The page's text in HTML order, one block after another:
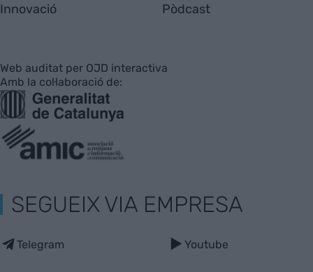
Innovació Pòdcast
Web auditat per OJD interactiva
Amb la col·laboració de:
SEGUEIX VIA EMPRESA
Telegram Youtube